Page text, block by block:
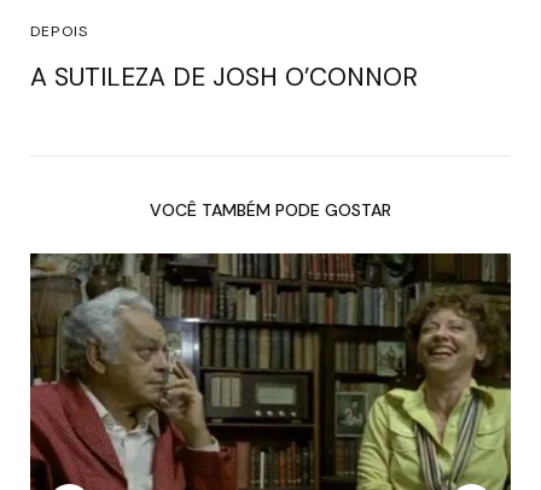
DEPOIS
A SUTILEZA DE JOSH O’CONNOR
VOCÊ TAMBÉM PODE GOSTAR